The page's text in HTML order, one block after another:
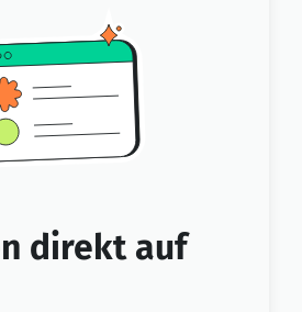
direkt auf